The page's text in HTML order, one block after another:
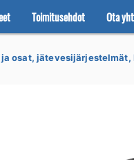
Toimitusehdot Ota
osat,